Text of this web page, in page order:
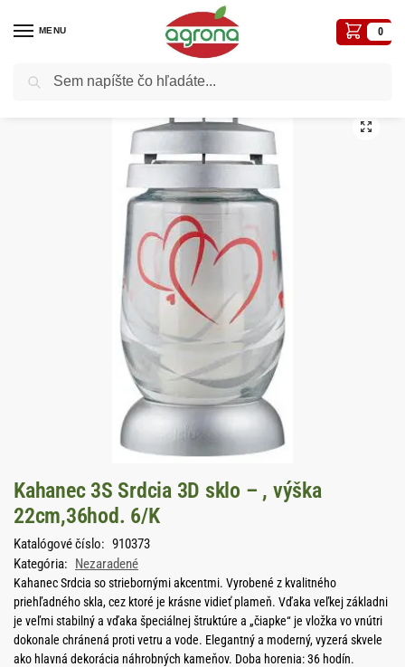
MENU 0
Domov Nezaradené / Kahanec 3S Srdcia 3D sklo – , výška 22cm,36hod. 6/K
Kahanec 3S Srdcia 3D sklo – , výška
22cm,36hod. 6/K
Katalógové číslo: 910373
Kategória: Nezaradené
Kahanec Srdcia so striebornými akcentmi. Vyrobené z kvalitného
priehľadného skla, cez ktoré je krásne vidieť plameň. Vďaka veľkej základni
je veľmi stabilný a vďaka špeciálnej štruktúre a „čiapke“ je vložka vo vnútri
dokonale chránená proti vetru a vode. Elegantný a moderný, vyzerá skvele
ako hlavná dekorácia náhrobných kameňov. Doba horenia: 36 hodín.